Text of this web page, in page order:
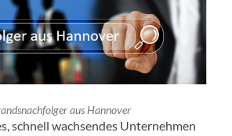
aus Hannover
schnell wachsendes Unternehmen